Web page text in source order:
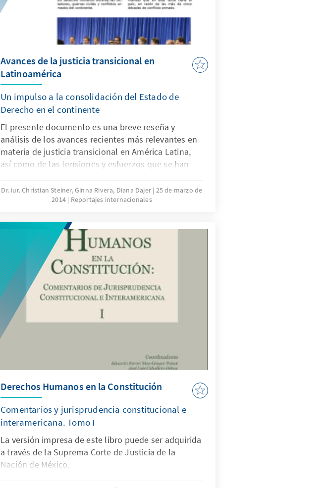
Avances de la justicia transicional en
Latinoamérica
Un impulso a la consolidación del Estado de
Derecho en el continente
El presente documento es una breve reseña y
análisis de los avances recientes más relevantes en
materia de justicia transicional en América Latina,
así como de las tensiones y esfuerzos que se han
garantizar los derechos de las víctimas de graves
violaciones a los derechos humanos durante las
continente.
Dr. iur. Christian Steiner, Ginna Rivera, Diana Dajer 25 de marzo de
2014
Reportajes internacionales
Derechos Humanos en la Constitución
Comentarios y jurisprudencia constitucional e
interamericana. Tomo I
La versión impresa de este libro puede ser adquirida
a través de la Suprema Corte de Justicia de la
Nación de México.